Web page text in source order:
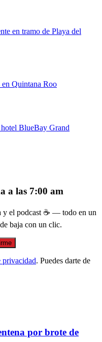
en tramo de Playa del
en Quintana Roo
hotel BlueBay Grand
a las 7:00 am
y el podcast ☕ — todo en un
baja con un clic.
privacidad. Puedes darte de
por brote de